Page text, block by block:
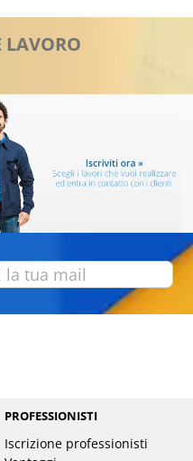
LAVORO
PROFESSIONISTI
Iscrizione professionisti